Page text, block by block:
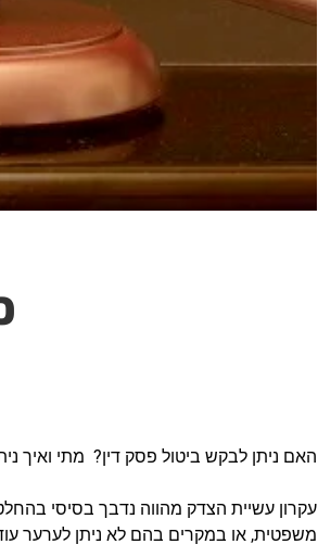
האם ניתן לבקש ביטול פסק דין? מתי ואיך
עקרון עשיית הצדק מהווה נדבך בסיסי
משפטית, או במקרים בהם לא ניתן לערער